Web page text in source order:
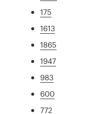
175
1613
1865
1947
983
600
772